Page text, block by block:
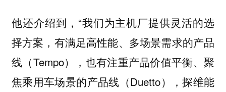
他还介绍到，“我们为主机厂提供灵活的选
择方案，有满足高性能、多场景需求的产品
线（Tempo），也有注重产品价值平衡、聚
焦乘用车场景的产品线（Duetto），探维能